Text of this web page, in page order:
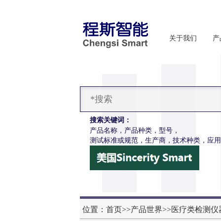
关于我们
搜索关键词：
产品名称，产品种类，型号，
测试标准或规范，生产商，技术种类，应
位置： 首页>>产品世界>>医疗类检测仪